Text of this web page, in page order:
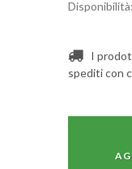
Disponibilità:
I
spediti con